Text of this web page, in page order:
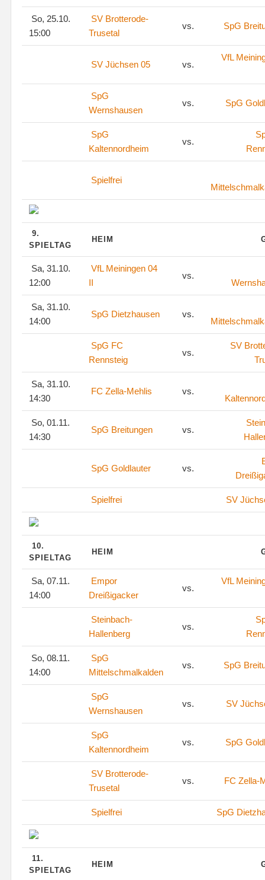
So, 25.10.
15:00
SV Brotterode-
Trusetal
vs. SpG
SV Jüchsen 05 vs.
VfL
SpG
Wernshausen
vs. SpG
SpG
Kaltennordheim
vs.
Spielfrei
9.
SPIELTAG
HEIM
Sa, 31.10.
12:00
VfL Meiningen 04
II
vs.
Sa, 31.10.
14:00
SpG Dietzhausen vs.
SpG FC
Rennsteig
vs.
SV
Sa, 31.10.
14:30
FC Zella-Mehlis vs.
So, 01.11.
14:30
SpG Breitungen vs.
SpG Goldlauter vs.
Spielfrei SV
10.
SPIELTAG
HEIM
Sa, 07.11.
14:00
Empor
Dreißigacker
vs.
VfL
Steinbach-
Hallenberg
vs.
So, 08.11.
14:00
SpG
Mittelschmalkalden
vs. SpG
SpG
Wernshausen
vs. SV
SpG
Kaltennordheim
vs. SpG
SV Brotterode-
Trusetal
vs. FC Zella-
Spielfrei SpG
11.
SPIELTAG
HEIM